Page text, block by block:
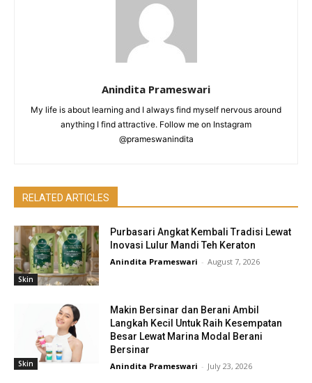
Anindita Prameswari
My life is about learning and I always find myself nervous around
anything I find attractive. Follow me on Instagram
@prameswanindita
RELATED ARTICLES
Skin
Purbasari Angkat Kembali Tradisi Lewat
Inovasi Lulur Mandi Teh Keraton
Anindita Prameswari - August 7, 2026
Skin
Makin Bersinar dan Berani Ambil
Langkah Kecil Untuk Raih Kesempatan
Besar Lewat Marina Modal Berani
Bersinar
Anindita Prameswari - July 23, 2026